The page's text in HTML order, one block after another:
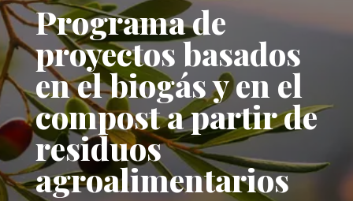
Programa de
proyectos basados
en el biogás y en el
compost a partir de
residuos
agroalimentarios